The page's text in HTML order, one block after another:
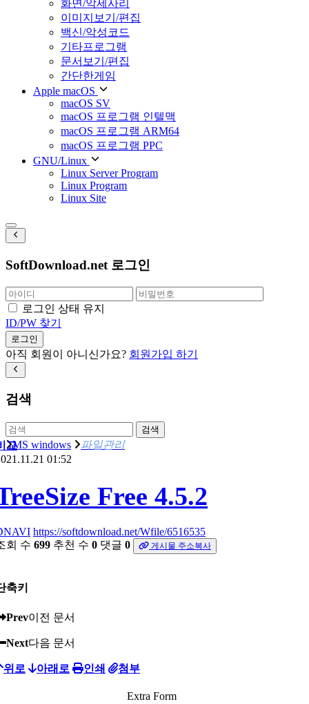
화면/악세사리
이미지보기/편집
백신/악성코드
기타프로그램
문서보기/편집
간단한게임
Apple macOS
macOS SV
macOS 프로그램 인텔맥
macOS 프로그램 ARM64
macOS 프로그램 PPC
GNU/Linux
Linux Server Program
Linux Program
Linux Site
SoftDownload.net 로그인
로그인 상태 유지
ID/PW 찾기
로그인
아직 회원이 아니신가요? 회원가입 하기
검색
검색
MS windows 파일관리
교
01:52
Free 4.5.2
https://softdownload.net/Wfile/6516535
회 수 699 추천 수 0 댓글 0 게시물 주소복사
축키
Prev이전 문서
Next다음 문서
위로 아래로 인쇄 첨부
Extra Form